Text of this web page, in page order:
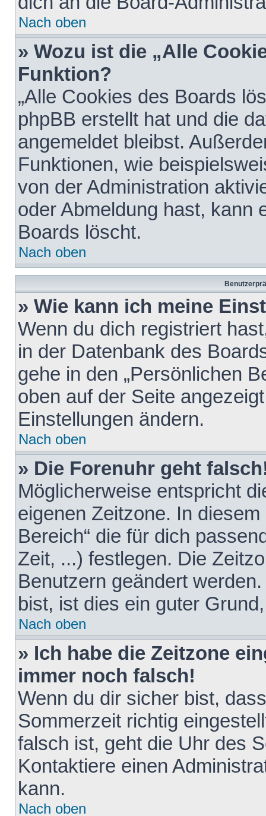
Nach oben
» Wozu ist die „Alle
Funktion?
„Alle Cookies des Boards
phpBB erstellt hat und die
angemeldet bleibst.
Funktionen, wie
von der Administration
oder Abmeldung hast, kann
Boards löscht.
Nach oben
» Wie kann ich meine
Wenn du dich registriert
in der Datenbank des
gehe in den „Persönlichen
oben auf der Seite
Einstellungen ändern.
Nach oben
» Die Forenuhr geht
Möglicherweise entspricht
eigenen Zeitzone. In
Bereich“ die für dich
Zeit, ...) festlegen. Die
Benutzern geändert
bist, ist dies ein guter
Nach oben
» Ich habe die Zeitzone
immer noch falsch!
Wenn du dir sicher bist,
Sommerzeit richtig
falsch ist, geht die Uhr des
Kontaktiere einen
kann.
Nach oben